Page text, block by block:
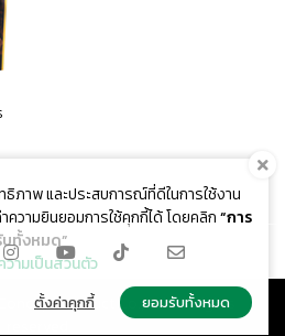
ธิภาพ และประสบการณ์ที่ดีในการใช้งาน
ความยินยอมการใช้คุกกี้ได้ โดยคลิก“การ
ทั้งหมด”
วามเป็นส่วนตัว
ตั้งค่าคุกกี้ ยอมรับทั้งหมด
Product Co.,Ltd. All rights